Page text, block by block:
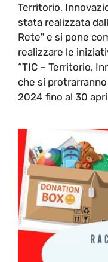
Territorio,
stata realizzata
Rete" e si pone
realizzare le
“TIC – Territorio,
che si
2024 fino al 30